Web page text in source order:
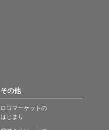
その他
ロゴマーケットの
はじまり